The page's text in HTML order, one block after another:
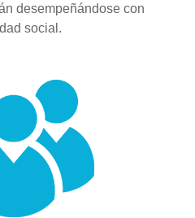
desempeñándose con
social.